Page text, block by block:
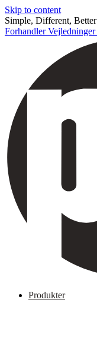
Skip to content
Simple, Different, Better
ForhandlerVejledninger
Produkter